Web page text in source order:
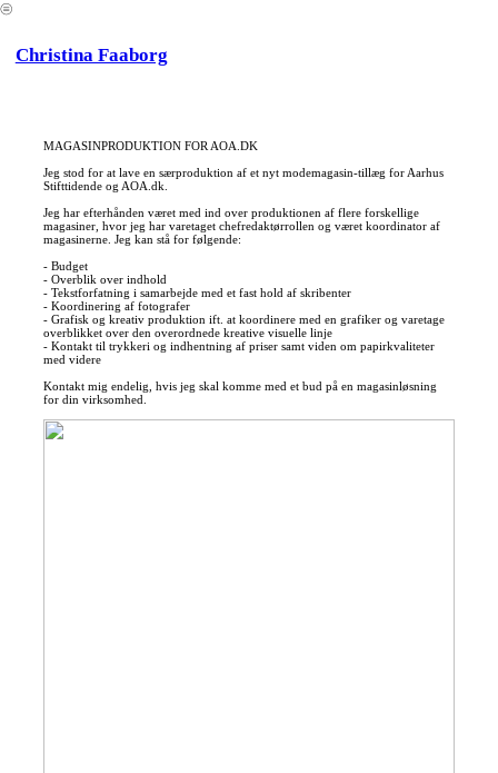
︎
Christina Faaborg
MAGASINPRODUKTION FOR AOA.DK
Jeg stod for at lave en særproduktion af et nyt modemagasin-tillæg for Aarhus
Stifttidende og AOA.dk.
Jeg har efterhånden været med ind over produktionen af flere forskellige
magasiner, hvor jeg har varetaget chefredaktørrollen og været koordinator af
magasinerne. Jeg kan stå for følgende:
- Budget
- Overblik over indhold
- Tekstforfatning i samarbejde med et fast hold af skribenter
- Koordinering af fotografer
- Grafisk og kreativ produktion ift. at koordinere med en grafiker og varetage
overblikket over den overordnede kreative visuelle linje
- Kontakt til trykkeri og indhentning af priser samt viden om papirkvaliteter
med videre
Kontakt mig endelig, hvis jeg skal komme med et bud på en magasinløsning
for din virksomhed.